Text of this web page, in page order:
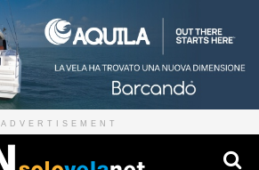
ADVERTISEMENT